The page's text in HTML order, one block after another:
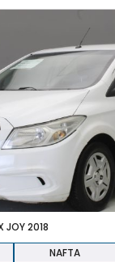
JOY 2018
NAFTA